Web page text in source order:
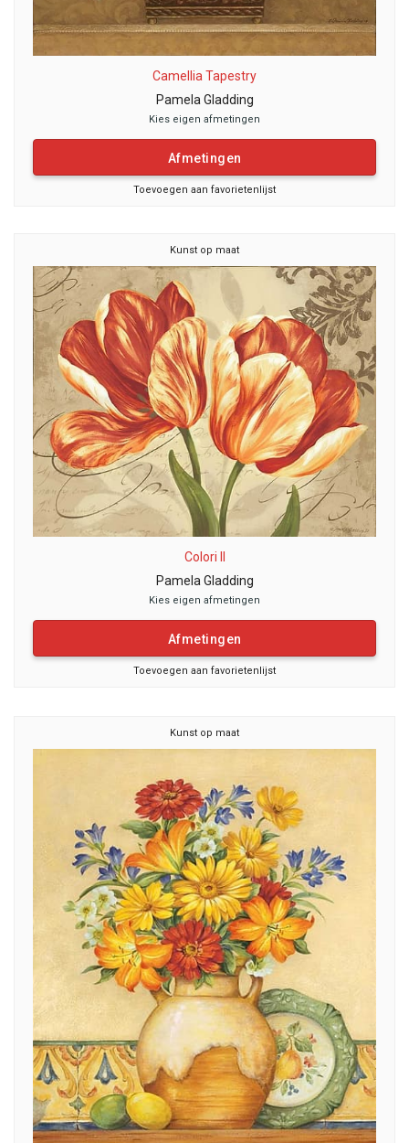
Camellia Tapestry
Pamela Gladding
Kies eigen afmetingen
Afmetingen
Toevoegen aan favorietenlijst
Kunst op maat
Colori II
Pamela Gladding
Kies eigen afmetingen
Afmetingen
Toevoegen aan favorietenlijst
Kunst op maat